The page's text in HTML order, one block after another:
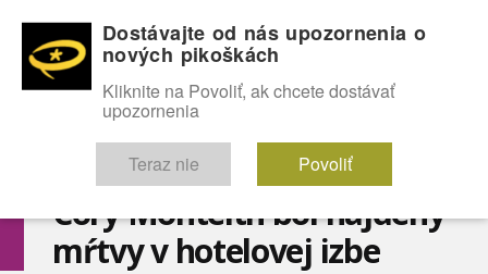
OMG! SEXICE
Cory Monteith bol nájdený
mŕtvy v hotelovej izbe
Dostávajte od nás upozornenia o
nových pikoškách
Kliknite na Povoliť, ak chcete dostávať
upozornenia
Teraz nie Povoliť